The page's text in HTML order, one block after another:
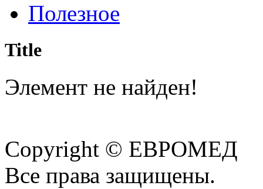
Полезное
Title
Элемент не найден!
Copyright © ЕВРОМЕД
Все права защищены.